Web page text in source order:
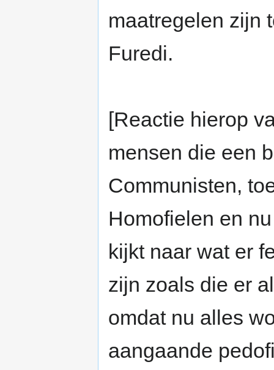
maatregelen zijn
Furedi.
[Reactie hierop
mensen die een
Communisten,
Homofielen en
kijkt naar wat er
zijn zoals die er
omdat nu alles
aangaande